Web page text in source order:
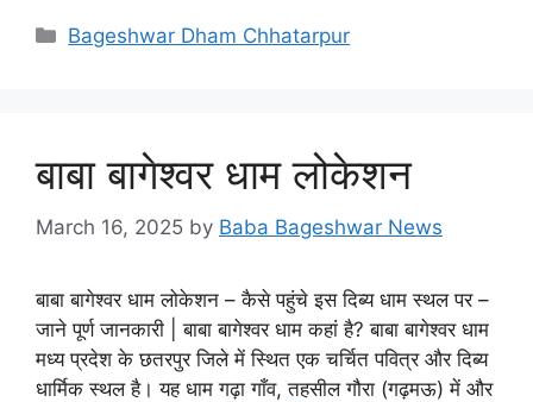
Categories
Bageshwar Dham Chhatarpur
बाबा बागेश्वर धाम लोकेशन
March 16, 2025 by Baba Bageshwar News
बाबा बागेश्वर धाम लोकेशन – कैसे पहुंचे इस दिब्य धाम स्थल पर –
जाने पूर्ण जानकारी | बाबा बागेश्वर धाम कहां है? बाबा बागेश्वर धाम
मध्य प्रदेश के छतरपुर जिले में स्थित एक चर्चित पवित्र और दिब्य
धार्मिक स्थल है। यह धाम गढ़ा गाँव, तहसील गौरा (गढ़मऊ) में और